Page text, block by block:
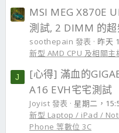
MSI MEG X870E
測試, 2 DIMM 的超
soothepain 發表 昨天
新型 AMD CPU 及相關主
J
[心得] 滿血的
A16 EVH宅宅測試
Joyist 發表 星期二，
新型 Laptop / iPad /
Phone 等數位 3C